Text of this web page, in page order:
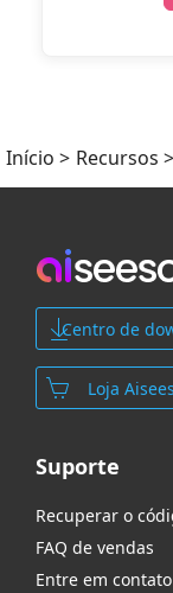
Início > Recursos >
Centro de
Loja
Suporte
Recuperar o
FAQ de vendas
Entre em